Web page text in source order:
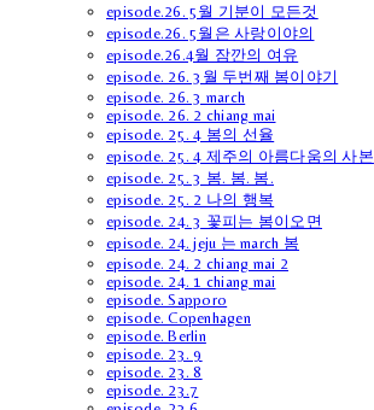
episode.26. 5월 기분이 모든것
episode.26. 5월은 사랑이야의
episode.26.4월 잠깐의 여유
episode. 26. 3월 두번째 봄이야기
episode. 26. 3 march
episode. 26. 2 chiang mai
episode. 25. 4 봄의 선율
episode. 25. 4 제주의 아름다움의 사본
episode. 25. 3 봄. 봄. 봄.
episode. 25. 2 나의 행복
episode. 24. 3 꽃피는 봄이오면
episode. 24. jeju 는 march 봄
episode. 24. 2 chiang mai 2
episode. 24. 1 chiang mai
episode. Sapporo
episode. Copenhagen
episode. Berlin
episode. 23. 9
episode. 23. 8
episode. 23.7